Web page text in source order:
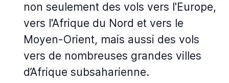
non seulement des vols vers l'Europe,
vers l'Afrique du Nord et vers le
Moyen-Orient, mais aussi des vols
vers de nombreuses grandes villes
d’Afrique subsaharienne.